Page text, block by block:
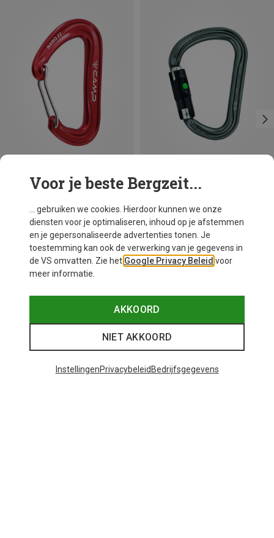
Je bespaart 16%
Petzl
William Ball-Lock HMS Karabiner
€ 26,95
BALL-LOCK
Voor je beste Bergzeit...
... gebruiken we cookies. Hierdoor kunnen we onze
diensten voor je optimaliseren, inhoud op je afstemmen
en je gepersonaliseerde advertenties tonen. Je
toestemming kan ook de verwerking van je gegevens in
de VS omvatten. Zie het Google Privacy Beleid voor
meer informatie.
AKKOORD
NIET AKKOORD
InstellingenPrivacybeleid Bedrijfsgegevens